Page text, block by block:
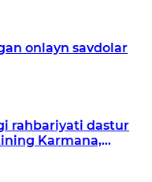
onlayn savdolar
rahbariyati dastur
Karmana,